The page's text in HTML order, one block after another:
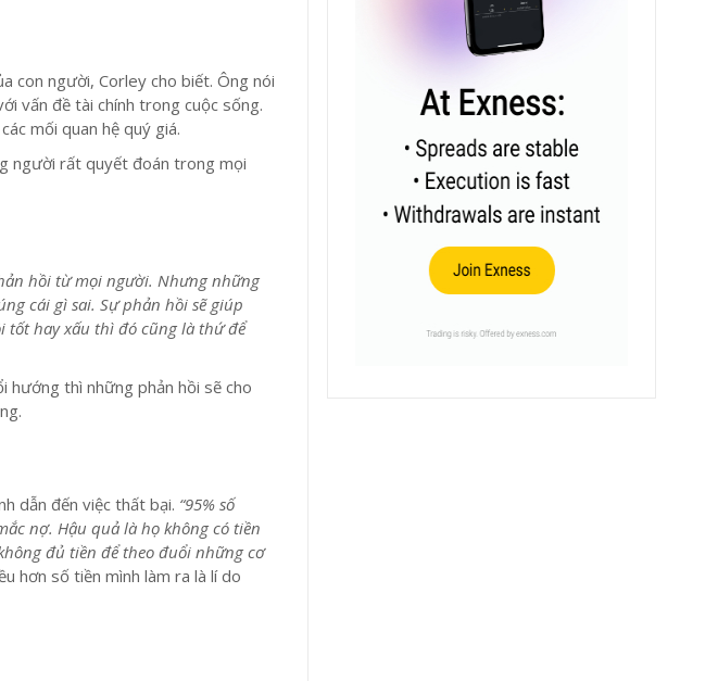
con người, Corley cho biết. Ông nói
vấn đề tài chính trong cuộc sống.
mối quan hệ quý giá.
người rất quyết đoán trong mọi
hồi từ mọi người. Nhưng những
cái gì sai. Sự phản hồi sẽ giúp
hay xấu thì đó cũng là thứ để
hướng thì những phản hồi sẽ cho
dẫn đến việc thất bại. “95% số
nợ. Hậu quả là họ không có tiền
đủ tiền để theo đuổi những cơ
hơn số tiền mình làm ra là lí do